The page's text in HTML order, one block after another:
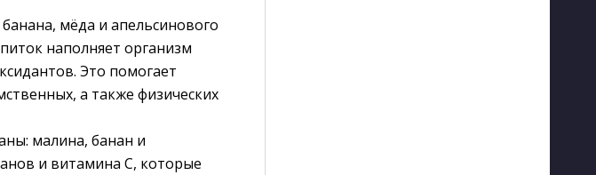
мёда и апельсинового
наполняет организм
Это помогает
а также физических
малина, банан и
и витамина C, которые